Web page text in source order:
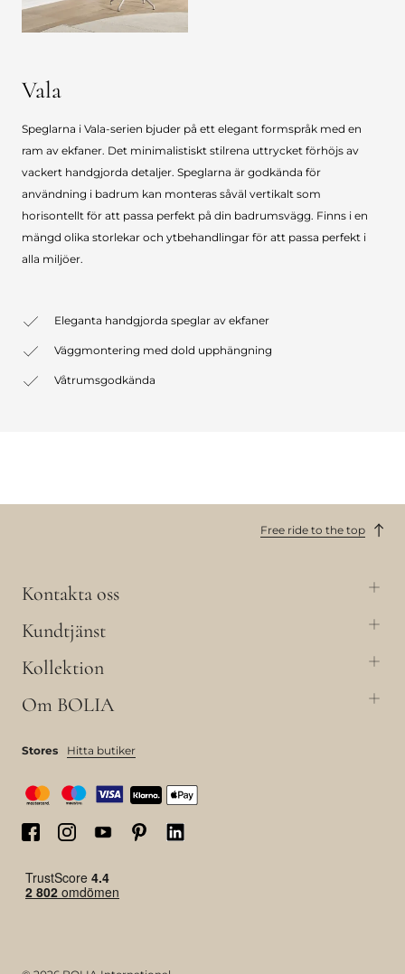
Vala
Speglarna i Vala-serien bjuder på ett elegant formspråk med en
ram av ekfaner. Det minimalistiskt stilrena uttrycket förhöjs av
vackert handgjorda detaljer. Speglarna är godkända för
användning i badrum kan monteras såväl vertikalt som
horisontellt för att passa perfekt på din badrumsvägg. Finns i en
mängd olika storlekar och ytbehandlingar för att passa perfekt i
alla miljöer.
Eleganta handgjorda speglar av ekfaner
Väggmontering med dold upphängning
Våtrumsgodkända
Free ride to the top
Kontakta oss
Kundtjänst
Kollektion
Om BOLIA
Stores Hitta butiker